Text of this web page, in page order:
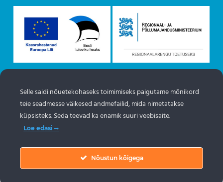
Objektide info pärineb Eesti turismiportaalist
www.puhkaeestis.ee
Selle saidi nõuetekohaseks toimimiseks paigutame mõnikord
teie seadmesse väikesed andmefailid, mida nimetatakse
küpsisteks. Seda teevad ka enamik suuri veebisaite.
Loe edasi
Nõustun kõigega